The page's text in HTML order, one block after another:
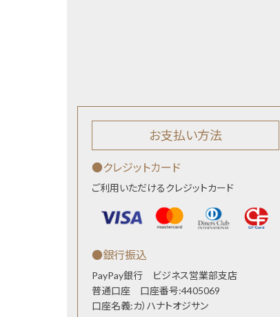
お支払い方法
●クレジットカード
ご利用いただけるクレジットカード
●銀行振込
PayPay銀行 ビジネス営業部支店
普通口座 口座番号:4405069
口座名義:カ）ハナトオジサン